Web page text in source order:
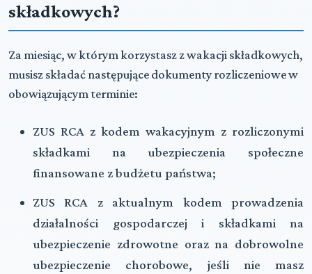
składkowych?
Za miesiąc, w którym korzystasz z wakacji składkowych,
musisz składać następujące dokumenty rozliczeniowe w
obowiązującym terminie:
ZUS RCA z kodem wakacyjnym z rozliczonymi
składkami na ubezpieczenia społeczne
finansowane z budżetu państwa;
ZUS RCA z aktualnym kodem prowadzenia
działalności gospodarczej i składkami na
ubezpieczenie zdrowotne oraz na dobrowolne
ubezpieczenie chorobowe, jeśli nie masz